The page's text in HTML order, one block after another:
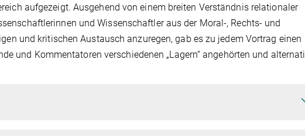
aufgezeigt. Ausgehend von einem breiten Verständnis relationaler
und Wissenschaftler aus der Moral-, Rechts- und
und kritischen Austausch anzuregen, gab es zu jedem Vortrag einen
und Kommentatoren verschiedenen „Lagern“ angehörten und